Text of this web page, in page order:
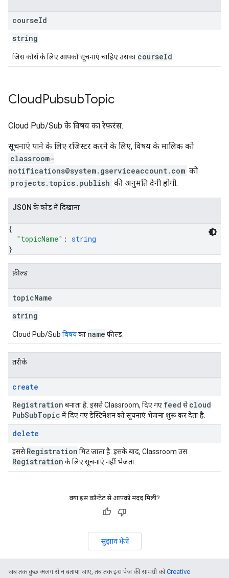
courseId
string
जिस कोर्स के लिए आपको सूचनाएं चाहिए उसका courseId
CloudPubsubTopic
Cloud Pub/Sub के विषय का रेफ़रंस.
सूचनाएं पाने के लिए रजिस्टर करने के लिए, विषय के मालिक को
classroom-
notifications@system.gserviceaccount.com को
projects.topics.publish की अनुमति देनी होगी.
JSON के काेड में दिखाना
{
"topicName" : string
}
फ़ील्ड
topicName
string
Cloud Pub/Sub विषयका name फ़ील्ड.
तरीके
create
Registration बनाता है. इससे Classroom, दिए गए feed सेcloud
PubSubTopic में दिए गए डेस्टिनेशन को सूचनाएं भेजना शुरू कर देता है.
delete
इससेRegistration मिट जाता है. इसके बाद, Classroom उस
Registration के लिए सूचनाएं नहीं भेजता.
क्या इस कॉन्टेंट से आपको मदद मिली?
सुझाव भेजें
जब तक कुछ अलग से न बताया जाए, तब तक इस पेज की सामग्री कोCreative